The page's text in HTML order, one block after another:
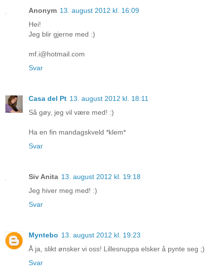
Anonym 13. august 2012 kl. 16:09
Hei!
Jeg blir gjerne med :)
mf.i@hotmail.com
Svar
Casa del Pt 13. august 2012 kl. 18:11
Så gøy, jeg vil være med! :)
Ha en fin mandagskveld *klem*
Svar
Siv Anita 13. august 2012 kl. 19:18
Jeg hiver meg med! :)
Svar
Myntebo 13. august 2012 kl. 19:23
Å ja, slikt ønsker vi oss! Lillesnuppa elsker å pynte seg ;)
Svar